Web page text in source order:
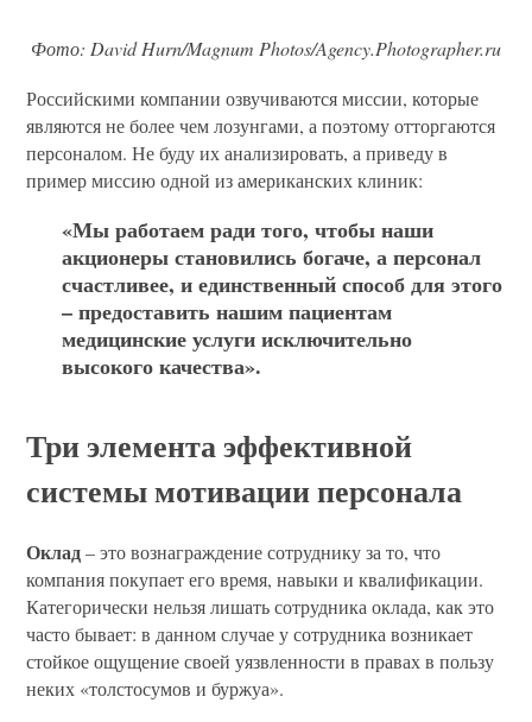
Фото: David Hurn/Magnum Photos/Agency.Photographer.ru
Российскими компании озвучиваются миссии, которые
являются не более чем лозунгами, а поэтому отторгаются
персоналом. Не буду их анализировать, а приведу в
пример миссию одной из американских клиник:
«Мы работаем ради того, чтобы наши
акционеры становились богаче, а персонал
счастливее, и единственный способ для этого
– предоставить нашим пациентам
медицинские услуги исключительно
высокого качества».
Три элемента эффективной
системы мотивации персонала
Оклад– это вознаграждение сотруднику за то, что
компания покупает его время, навыки и квалификации.
Категорически нельзя лишать сотрудника оклада, как это
часто бывает: в данном случае у сотрудника возникает
стойкое ощущение своей уязвленности в правах в пользу
неких «толстосумов и буржуа».